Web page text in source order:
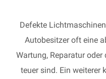
Defekte
Autobesitzer oft eine
Wartung, Reparatur
teuer sind. Ein weiterer